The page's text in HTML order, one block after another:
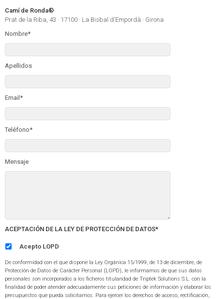
Camí de Ronda®
Prat de la Riba, 43 · 17100 · La Bisbal d'Empordà · Girona
Nombre*
Apellidos
Email*
Teléfono*
Mensaje
ACEPTACIÓN DE LA LEY DE PROTECCIÓN DE DATOS*
Acepto LOPD
De conformidad con el que dispone la Ley Orgánica 15/1999, de 13 de diciembre, de
Protección de Datos de Carácter Personal (LOPD), le informamos de que sus datos
personales son incorporados a los ficheros titularidad de Triptek Solutions S.L. con la
finalidad de poder atender adecuadamente sus peticiones de información y elaborar los
presupuestos que pueda solicitarnos. Para ejercer los derechos de acceso, rectificación,